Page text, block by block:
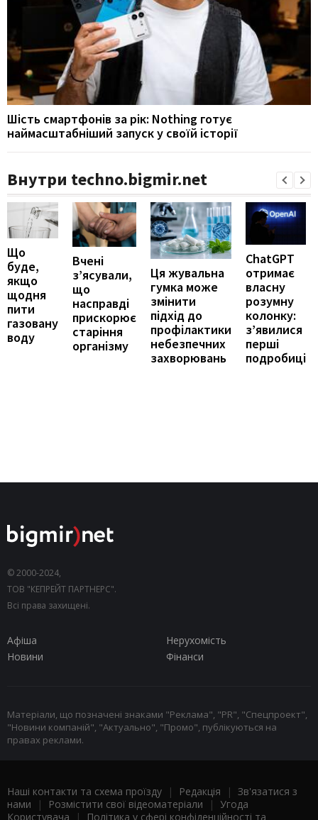
Шість смартфонів за рік: Nothing готує
наймасштабніший запуск у своїй історії
Внутри techno.bigmir.net
Що
буде,
якщо
щодня
пити
газовану
воду
Вчені
з’ясували,
що
насправді
прискорює
старіння
організму
Ця жувальна
гумка може
змінити
підхід до
профілактики
небезпечних
захворювань
ChatGPT
отримає
власну
розумну
колонку:
з’явилися
перші
подробиці
© 2000-2024,
ТОВ "КЕПРЕЙТ ПАРТНЕРС".
Всі права захищені.
Афіша
Нерухомість
Новини
Фінанси
Матеріали, що позначені знаками "Реклама", "PR", "Спецпроект",
"Новини компаній", "Актуально", "Промо", публікуються на
правах реклами.
Наші контакти та схема проїзду | Редакція | Зв'язатися з
нами | Розмістити свої відеоматеріали | Угода
Користувача | Політика у сфері конфіденційності та